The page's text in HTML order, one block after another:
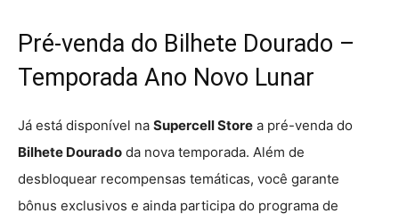
Pré-venda do Bilhete Dourado –
Temporada Ano Novo Lunar
Já está disponível na Supercell Store a pré-venda do
Bilhete Dourado da nova temporada. Além de
desbloquear recompensas temáticas, você garante
bônus exclusivos e ainda participa do programa de